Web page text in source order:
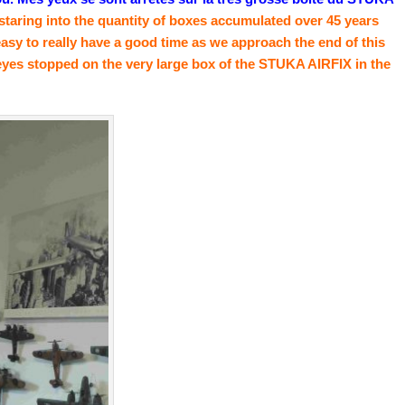
into the quantity of boxes accumulated over 45 years
to really have a good time as we approach the end of this
stopped on the very large box of the STUKA AIRFIX in the